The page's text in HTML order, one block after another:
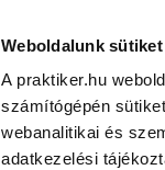
Weboldalunk
A praktiker.hu
számítógépén
webanalitikai és
adatkezelési